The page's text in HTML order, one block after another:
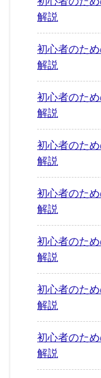
解説
初心者のた
解説
初心者のた
解説
初心者のた
解説
初心者のた
解説
初心者のた
解説
初心者のた
解説
初心者のた
解説